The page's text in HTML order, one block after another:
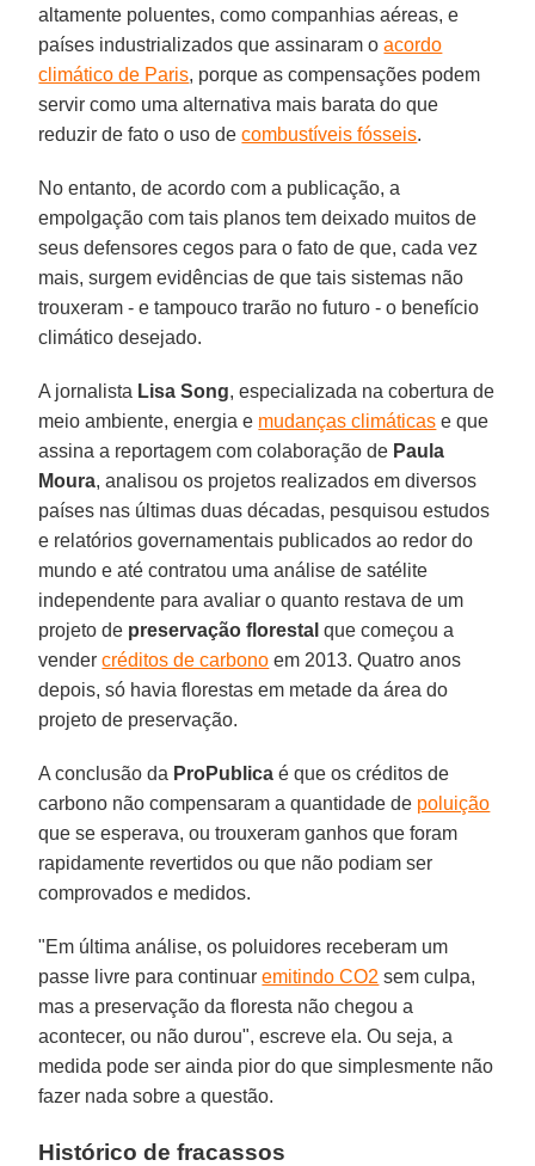
altamente poluentes, como companhias aéreas, e
países industrializados que assinaram oacordo
climático de Paris, porque as compensações podem
servir como uma alternativa mais barata do que
reduzir de fato o uso decombustíveis fósseis.
No entanto, de acordo com a publicação, a
empolgação com tais planos tem deixado muitos de
seus defensores cegos para o fato de que, cada vez
mais, surgem evidências de que tais sistemas não
trouxeram - e tampouco trarão no futuro - o benefício
climático desejado.
A jornalista Lisa Song, especializada na cobertura de
meio ambiente, energia e mudanças climáticas e que
assina a reportagem com colaboração de Paula
Moura, analisou os projetos realizados em diversos
países nas últimas duas décadas, pesquisou estudos
e relatórios governamentais publicados ao redor do
mundo e até contratou uma análise de satélite
independente para avaliar o quanto restava de um
projeto de preservação florestal que começou a
vendercréditos de carbono em 2013. Quatro anos
depois, só havia florestas em metade da área do
projeto de preservação.
A conclusão da ProPublica é que os créditos de
carbono não compensaram a quantidade de poluição
que se esperava, ou trouxeram ganhos que foram
rapidamente revertidos ou que não podiam ser
comprovados e medidos.
"Em última análise, os poluidores receberam um
passe livre para continuaremitindo CO2 sem culpa,
mas a preservação da floresta não chegou a
acontecer, ou não durou", escreve ela. Ou seja, a
medida pode ser ainda pior do que simplesmente não
fazer nada sobre a questão.
Histórico de fracassos